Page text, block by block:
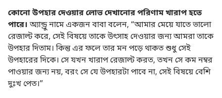
কোনো উপহার দেওয়ার লোভ দেখানোর পরিণাম খারাপ হতে
পারে।অ্যান্ড্রু নামে একজন বাবা বলেন, “আমার মেয়ে যাতে ভালো
রেজাল্ট করে, সেই বিষয়ে তাকে উৎসাহ দেওয়ার জন্য আমরা তাকে
উপহার দিতাম। কিন্তু এর ফলে তার মন পড়ে থাকত শুধু সেই
উপহারের দিকে। সে যখন খারাপ রেজাল্ট করত, তখন সে কম নম্বর
পাওয়ার জন্য নয়, বরং সে যে উপহারটা পাবে না, সেই বিষয়ে বেশি
দুঃখ পেত।”